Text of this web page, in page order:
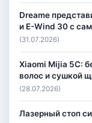
Dreame
и E-Wind 30 с
(31.07.2026)
Xiaomi Mijia 5C:
волос и сушкой
(28.07.2026)
Лазерный стоп